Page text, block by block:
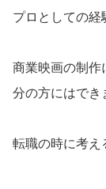
プロとしての経
商業映画の制作
分の方にはでき
転職の時に考え